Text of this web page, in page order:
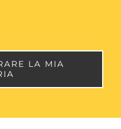
LA MIA